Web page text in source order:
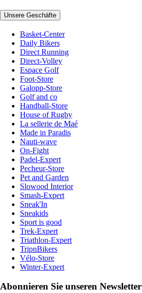
Unsere Geschäfte
Basket-Center
Daily Bikers
Direct Running
Direct-Volley
Espace Golf
Foot-Store
Galopp-Store
Golf and co
Handball-Store
House of Rugby
La sellerie de Maé
Made in Paradis
Nauti-wave
On-Fight
Padel-Expert
Pecheur-Store
Pet and Garden
Slowood Interior
Smash-Expert
Sneak'In
Sneakids
Sport is good
Trek-Expert
Triathlon-Expert
TripnBikers
Vélo-Store
Winter-Expert
Abonnieren Sie unseren Newsletter